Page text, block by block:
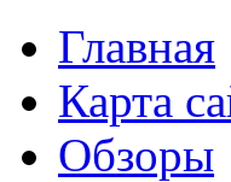
Главная
Карта
Обзоры